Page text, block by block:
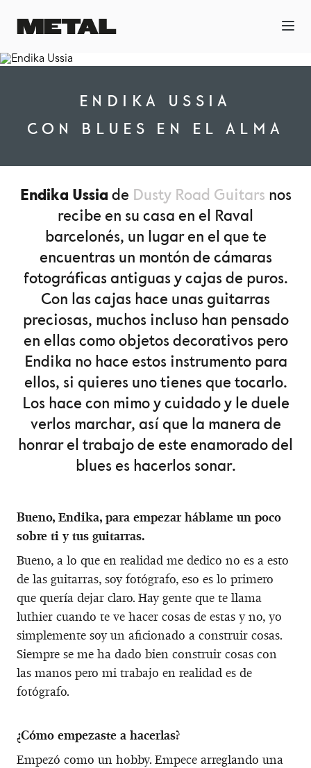
ENDIKA USSIA
CON BLUES EN EL ALMA
Endika Ussia de Dusty Road Guitars nos
recibe en su casa en el Raval
barcelonés, un lugar en el que te
encuentras un montón de cámaras
fotográficas antiguas y cajas de puros.
Con las cajas hace unas guitarras
preciosas, muchos incluso han pensado
en ellas como objetos decorativos pero
Endika no hace estos instrumento para
ellos, si quieres uno tienes que tocarlo.
Los hace con mimo y cuidado y le duele
verlos marchar, así que la manera de
honrar el trabajo de este enamorado del
blues es hacerlos sonar.
Bueno, Endika, para empezar háblame un poco
sobre ti y tus guitarras.
Bueno, a lo que en realidad me dedico no es a esto
de las guitarras, soy fotógrafo, eso es lo primero
que quería dejar claro. Hay gente que te llama
luthier cuando te ve hacer cosas de estas y no, yo
simplemente soy un aficionado a construir cosas.
Siempre se me ha dado bien construir cosas con
las manos pero mi trabajo en realidad es de
fotógrafo.
¿Cómo empezaste a hacerlas?
Empezó como un hobby. Empece arreglando una